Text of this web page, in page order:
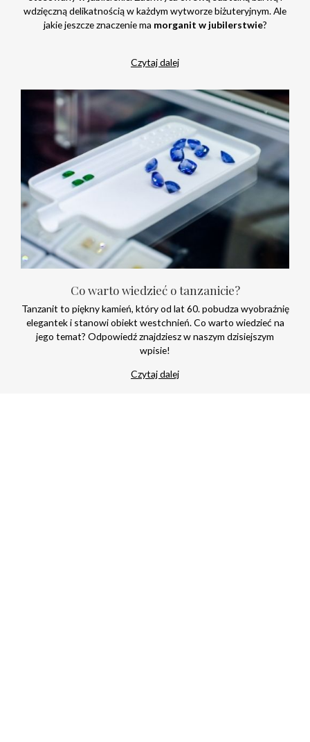
wdzięczną delikatnością w każdym wytworze biżuteryjnym. Ale
jakie jeszcze znaczenie ma morganit w jubilerstwie?
Czytaj dalej
Co warto wiedzieć o tanzanicie?
Tanzanit to piękny kamień, który od lat 60. pobudza wyobraźnię
elegantek i stanowi obiekt westchnień. Co warto wiedzieć na
jego temat? Odpowiedź znajdziesz w naszym dzisiejszym
wpisie!
Czytaj dalej